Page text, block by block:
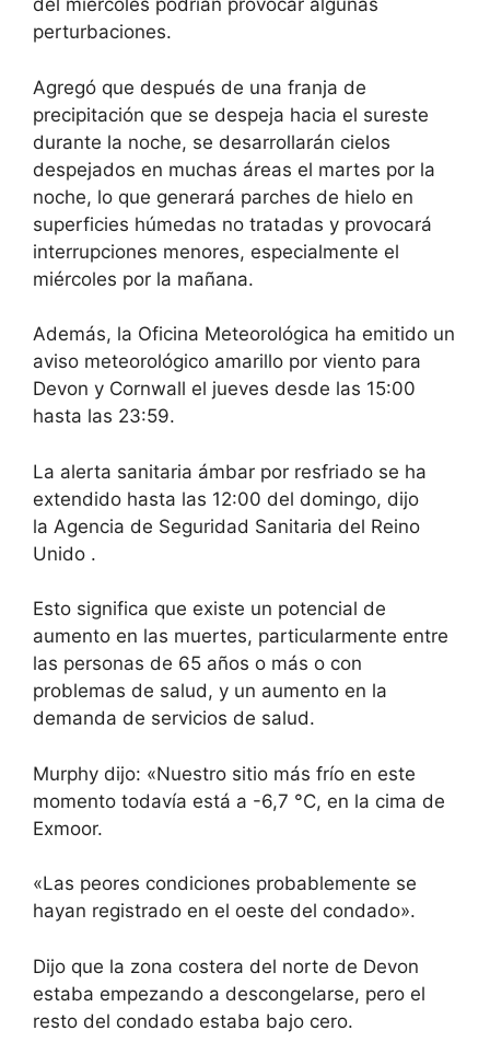
del miércoles podrían provocar algunas
perturbaciones.
Agregó que después de una franja de
precipitación que se despeja hacia el sureste
durante la noche, se desarrollarán cielos
despejados en muchas áreas el martes por la
noche, lo que generará parches de hielo en
superficies húmedas no tratadas y provocará
interrupciones menores, especialmente el
miércoles por la mañana.
Además, la Oficina Meteorológica ha emitido un
aviso meteorológico amarillo por viento para
Devon y Cornwall el jueves desde las 15:00
hasta las 23:59.
La alerta sanitaria ámbar por resfriado se ha
extendido hasta las 12:00 del domingo, dijo
la Agencia de Seguridad Sanitaria del Reino
Unido .
Esto significa que existe un potencial de
aumento en las muertes, particularmente entre
las personas de 65 años o más o con
problemas de salud, y un aumento en la
demanda de servicios de salud.
Murphy dijo: «Nuestro sitio más frío en este
momento todavía está a -6,7 °C, en la cima de
Exmoor.
«Las peores condiciones probablemente se
hayan registrado en el oeste del condado».
Dijo que la zona costera del norte de Devon
estaba empezando a descongelarse, pero el
resto del condado estaba bajo cero.